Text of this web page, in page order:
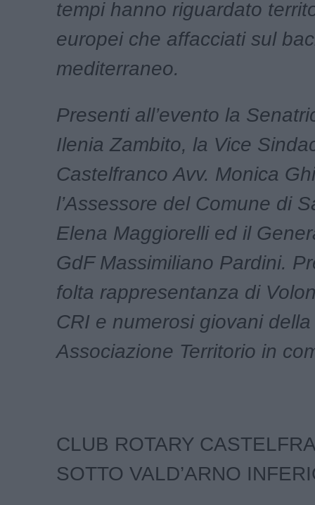
tempi hanno riguardato
europei che affacciati sul
mediterraneo.
Presenti all’evento la
Ilenia Zambito, la Vice
Castelfranco Avv. Monica
l’Assessore del Comune di
Elena Maggiorelli ed il
GdF Massimiliano Pardini.
folta rappresentanza di
CRI e numerosi giovani della
Associazione Territorio in
CLUB ROTARY
SOTTO VALD’ARNO